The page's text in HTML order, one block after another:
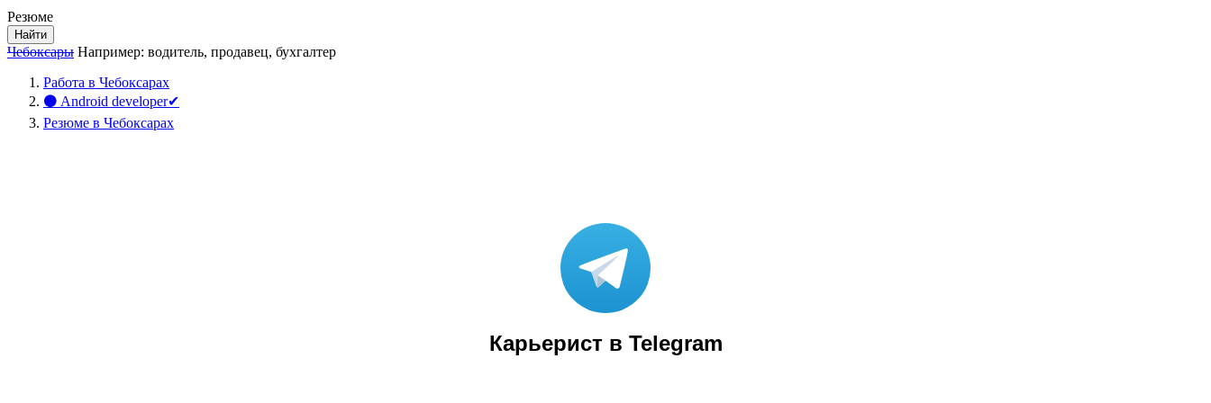
Резюме
Найти
Чебоксары Например: водитель, продавец, бухгалтер
Работа в Чебоксарах
⚫ Android developer✔
Резюме в Чебоксарах
Карьерист в Telegram